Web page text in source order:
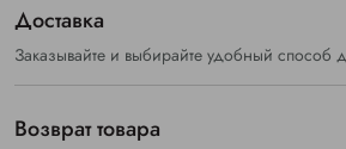
Доставка
Заказывайте и выбирайте удобный способ
Возврат товара